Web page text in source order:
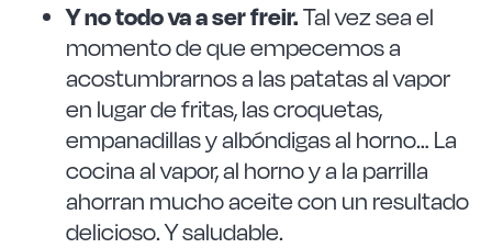
Y no todo va a ser freir.Tal vez sea el
momento de que empecemos a
acostumbrarnos a las patatas al vapor
en lugar de fritas, las croquetas,
empanadillas y albóndigas al horno… La
cocina al vapor, al horno y a la parrilla
ahorran mucho aceite con un resultado
delicioso. Y saludable.